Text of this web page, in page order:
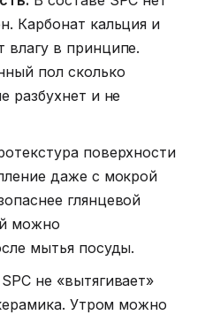
Карбонат кальция и
в принципе.
пол сколько
разбухнет и не
поверхности
даже с мокрой
глянцевой
можно
мытья посуды.
SPC не «вытягивает»
Утром можно